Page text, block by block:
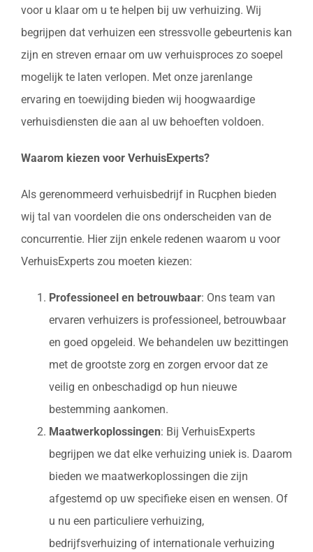
voor u klaar om u te helpen bij uw verhuizing. Wij
begrijpen dat verhuizen een stressvolle gebeurtenis kan
zijn en streven ernaar om uw verhuisproces zo soepel
mogelijk te laten verlopen. Met onze jarenlange
ervaring en toewijding bieden wij hoogwaardige
verhuisdiensten die aan al uw behoeften voldoen.
Waarom kiezen voor VerhuisExperts?
Als gerenommeerd verhuisbedrijf in Rucphen bieden
wij tal van voordelen die ons onderscheiden van de
concurrentie. Hier zijn enkele redenen waarom u voor
VerhuisExperts zou moeten kiezen:
Professioneel en betrouwbaar: Ons team van
ervaren verhuizers is professioneel, betrouwbaar
en goed opgeleid. We behandelen uw bezittingen
met de grootste zorg en zorgen ervoor dat ze
veilig en onbeschadigd op hun nieuwe
bestemming aankomen.
Maatwerkoplossingen: Bij VerhuisExperts
begrijpen we dat elke verhuizing uniek is. Daarom
bieden we maatwerkoplossingen die zijn
afgestemd op uw specifieke eisen en wensen. Of
u nu een particuliere verhuizing,
bedrijfsverhuizing of internationale verhuizing